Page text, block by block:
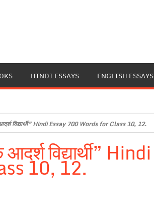
HINDI ESSAYS ENGLISH ESSAYS
विद्यार्थी” Hindi Essay 700 Words for Class 10, 12.
विद्यार्थी” Hindi
10, 12.